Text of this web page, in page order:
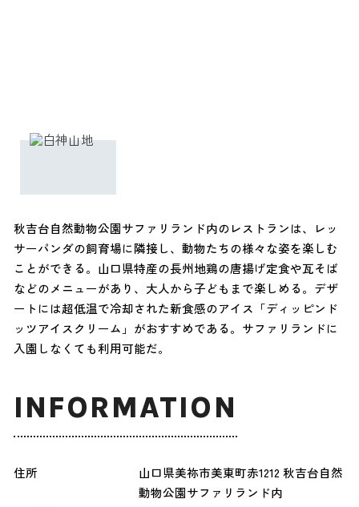
秋吉台自然動物公園サファリランド内のレストランは、レッ
サーパンダの飼育場に隣接し、動物たちの様々な姿を楽しむ
ことができる。山口県特産の長州地鶏の唐揚げ定食や瓦そば
などのメニューがあり、大人から子どもまで楽しめる。デザ
ートには超低温で冷却された新食感のアイス「ディッピンド
ッツアイスクリーム」がおすすめである。サファリランドに
入園しなくても利用可能だ。
INFORMATION
住所
山口県美祢市美東町赤1212 秋吉台自然
動物公園サファリランド内